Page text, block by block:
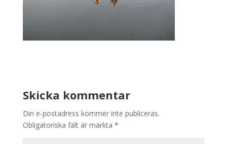
Skicka kommentar
Din e-postadress kommer inte publiceras.
Obligatoriska fält är märkta *